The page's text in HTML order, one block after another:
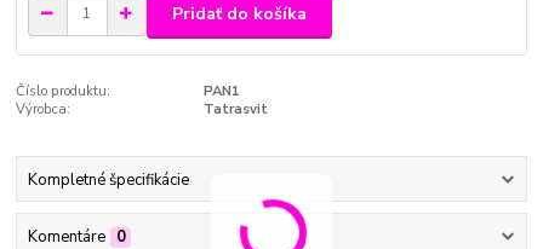
Pridať do košíka
Číslo produktu:
PAN1
Výrobca:
Tatrasvit
Kompletné špecifikácie
Komentáre 0